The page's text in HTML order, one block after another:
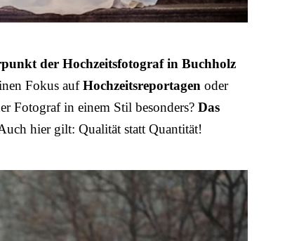
der Hochzeitsfotograf in Buchholz
Fokus aufHochzeitsreportagen oder
Fotograf in einem Stil besonders? Das
hier gilt: Qualität statt Quantität!